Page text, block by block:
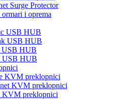
Surge Protector
i oprema
USB HUB
USB HUB
USB HUB
USB HUB
KVM preklopnici
KVM preklopnici
KVM preklopnici